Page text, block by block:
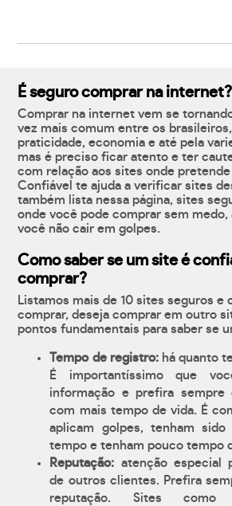
É seguro comprar na internet?
Comprar na internet vem se
vez mais comum entre os
praticidade, economia e até pela
mas é preciso ficar atento e ter
com relação aos sites onde
Confiável te ajuda a verificar sites
também lista nessa página, sites
onde você pode comprar sem medo,
você não cair em golpes.
Como saber se um site é
comprar?
Listamos mais de 10 sites seguros e
comprar, deseja comprar em outro
pontos fundamentais para saber se
Tempo de registro:há quanto
É importantíssimo que
informação e prefira sempre
com mais tempo de vida. É
aplicam golpes, tenham
tempo e tenham pouco tempo
Reputação: atenção especial
de outros clientes. Prefira
reputação. Sites como